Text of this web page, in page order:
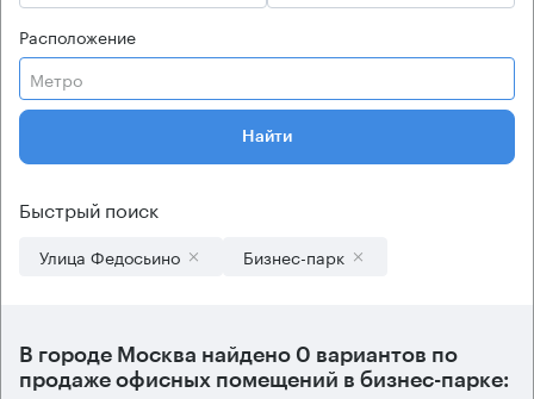
Расположение
Метро
Найти
Быстрый поиск
Улица Федосьино Бизнес-парк
В городе Москва найдено 0 вариантов по
продаже офисных помещений в бизнес-парке: